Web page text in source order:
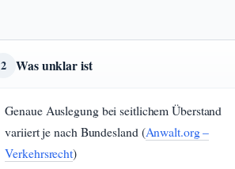
2 Was unklar ist
Genaue Auslegung bei seitlichem Überstand
variiert je nach Bundesland (Anwalt.org –
Verkehrsrecht)